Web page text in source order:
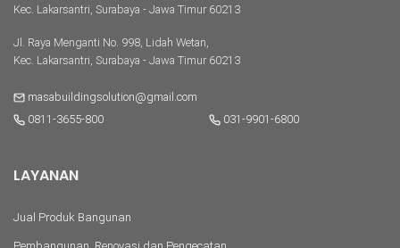
Kec. Lakarsantri, Surabaya - Jawa Timur 60213
Jl. Raya Menganti No. 998, Lidah Wetan,
Kec. Lakarsantri, Surabaya - Jawa Timur 60213
masabuildingsolution@gmail.com
0811-3655-800
031-9901-6800
LAYANAN
Jual Produk Bangunan